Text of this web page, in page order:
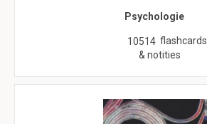
Psychologie
10514 flashcards
& notities